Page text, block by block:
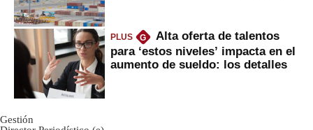
PLUS G
Alta oferta de talentos
para ‘estos niveles’ impacta en el
aumento de sueldo: los detalles
Gestión